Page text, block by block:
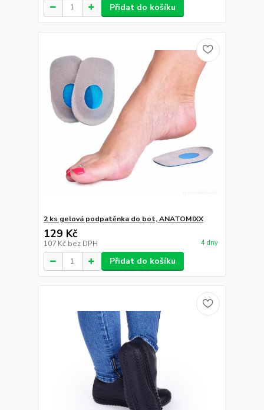
Přidat do košíku
2 ks gelová podpatěnka do bot, ANATOMIXX
129 Kč
107 Kč bez DPH 4 dny
Přidat do košíku